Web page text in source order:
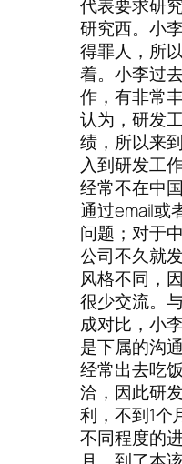
代表要求研
研究西。小
得罪人，所
着。小李过
作，有非常
认为，研发
绩，所以来
入到研发工
经常不在中
通过email或
问题；对于
公司不久就
风格不同，
很少交流。
成对比，小
是下属的沟
经常出去吃
洽，因此研
利，不到1个
不同程度的